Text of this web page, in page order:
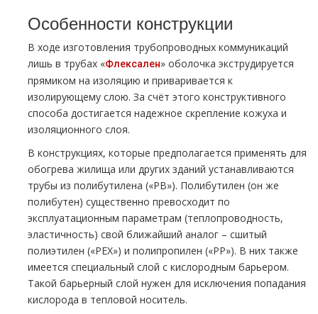
Особенности конструкции
В ходе изготовления трубопроводных коммуникаций
лишь в трубах «Флексален» оболочка экструдируется
прямиком на изоляцию и приваривается к
изолирующему слою. За счёт этого конструктивного
способа достигается надежное скрепление кожуха и
изоляционного слоя.
В конструкциях, которые предполагается применять для
обогрева жилища или других зданий устанавливаются
трубы из полибутилена («PB»). Полибутилен (он же
полибутен) существенно превосходит по
эксплуатационным параметрам (теплопроводность,
эластичность) свой ближайший аналог – сшитый
полиэтилен («PEX») и полипропилен («PP»). В них также
имеется специальный слой с кислородным барьером.
Такой барьерный слой нужен для исключения попадания
кислорода в тепловой носитель.